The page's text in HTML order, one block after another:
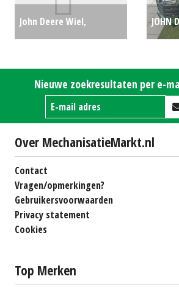
John Deere Wiel,
Alliance 550 multiuse
540/65R30 Alliance 550
multiuse (HG) #20672
€4900
JOHN
Nieuwe zoekresultaten per e-
Over MechanisatieMarkt.nl
Contact
Vragen/opmerkingen?
Gebruikersvoorwaarden
Privacy statement
Cookies
Top Merken